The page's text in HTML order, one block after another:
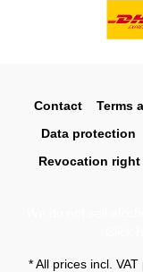
Contact Terms
Data protection
Revocation right
* All prices incl. VAT